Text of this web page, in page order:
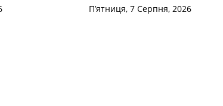
П’ятниця, 7 Серпня, 2026